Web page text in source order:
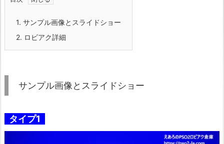
1. サンプル画像とスライドショー
2. ロビアク詳細
サンプル画像とスライドショー
タイプ1